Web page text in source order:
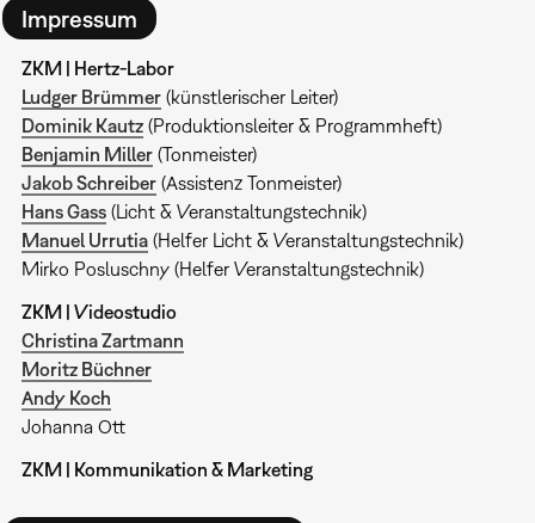
Impressum
ZKM | Hertz-Labor
Ludger Brümmer(künstlerischer Leiter)
Dominik Kautz(Produktionsleiter & Programmheft)
Benjamin Miller(Tonmeister)
Jakob Schreiber(Assistenz Tonmeister)
Hans Gass(Licht & Veranstaltungstechnik)
Manuel Urrutia(Helfer Licht & Veranstaltungstechnik)
Mirko Posluschny (Helfer Veranstaltungstechnik)
ZKM | Videostudio
Christina Zartmann
Moritz Büchner
Andy Koch
Johanna Ott
ZKM | Kommunikation & Marketing